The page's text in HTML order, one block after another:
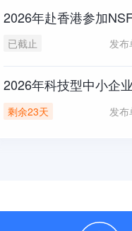
2026年赴香港参加
已截止 发
2026年科技型中小企
剩余23天 发